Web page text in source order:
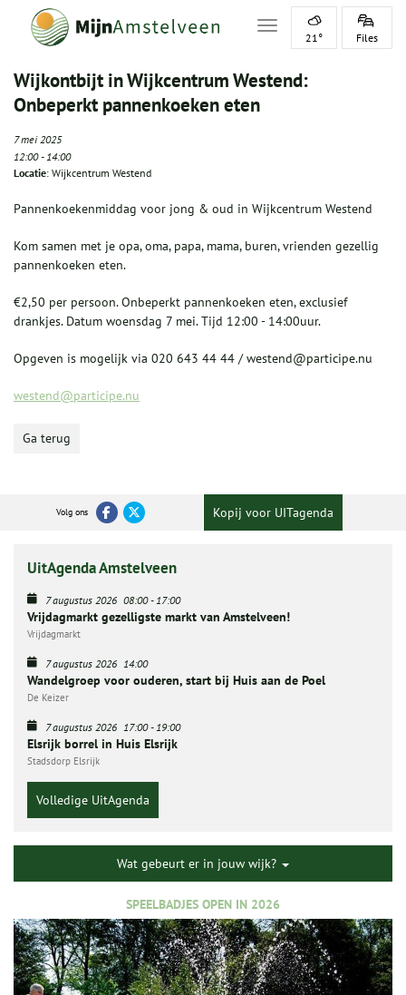
Toggle navigation
21° Files
Wijkontbijt in Wijkcentrum Westend:
Onbeperkt pannenkoeken eten
7 mei 2025
12:00-14:00
Locatie: Wijkcentrum Westend
Pannenkoekenmiddag voor jong & oud in Wijkcentrum Westend
Kom samen met je opa, oma, papa, mama, buren, vrienden gezellig
pannenkoeken eten.
€2,50 per persoon. Onbeperkt pannenkoeken eten, exclusief
drankjes. Datum woensdag 7 mei. Tijd 12:00 - 14:00uur.
Opgeven is mogelijk via 020 643 44 44 / westend@participe.nu
westend@participe.nu
Ga terug
Volg ons Kopij voor UITagenda
UitAgenda Amstelveen
7 augustus 2026 08:00-17:00
Vrijdagmarkt gezelligste markt van Amstelveen!
Vrijdagmarkt
7 augustus 2026 14:00
Wandelgroep voor ouderen, start bij Huis aan de Poel
De Keizer
7 augustus 2026 17:00-19:00
Elsrijk borrel in Huis Elsrijk
Stadsdorp Elsrijk
Volledige UitAgenda
Wat gebeurt er in jouw wijk?
SPEELBADJES OPEN IN 2026